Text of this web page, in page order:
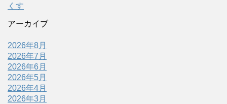
くす
アーカイブ
2026年8月
2026年7月
2026年6月
2026年5月
2026年4月
2026年3月